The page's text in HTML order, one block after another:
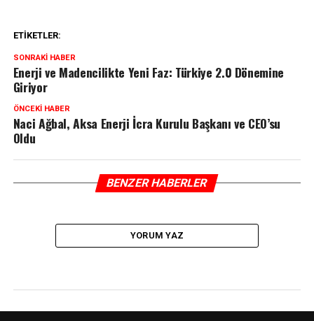
ETIKETLER:
SONRAKI HABER
Enerji ve Madencilikte Yeni Faz: Türkiye 2.0 Dönemine
Giriyor
ÖNCEKI HABER
Naci Ağbal, Aksa Enerji İcra Kurulu Başkanı ve CEO’su
Oldu
BENZER HABERLER
YORUM YAZ